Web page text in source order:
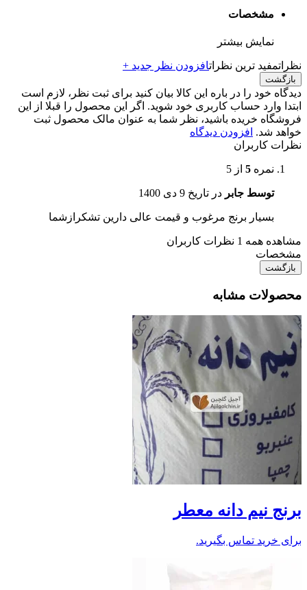
مشخصات
نمایش بیشتر
نظراتمفید ترین نظراتافزودن نظر جدید +
بازگشت
دیدگاه خود را در باره این کالا بیان کنید برای ثبت نظر، لازم است
ابتدا وارد حساب کاربری خود شوید. اگر این محصول را قبلا از این
فروشگاه خریده باشید، نظر شما به عنوان مالک محصول ثبت
خواهد شد. افزودن دیدگاه
نظرات کاربران
نمره 5 از 5
توسط جابر در تاریخ 9 دی 1400
بسیار برنج مرغوب و قیمت عالی دارین تشکرازشما
مشاهده همه 1 نظرات کاربران
مشخصات
بازگشت
محصولات مشابه
برنج نیم دانه معطر
برای خرید تماس بگیرید.